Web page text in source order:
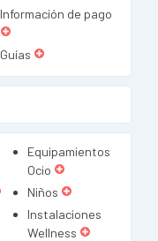
Información de pago
Guías
Equipamientos
Ocio
Niños
Instalaciones
Wellness